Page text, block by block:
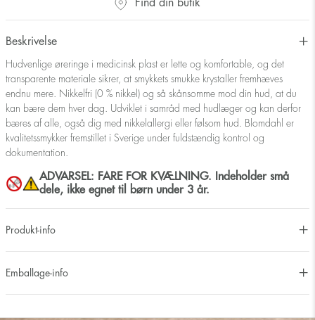
Find din butik
Beskrivelse
Hudvenlige øreringe i medicinsk plast er lette og komfortable, og det
transparente materiale sikrer, at smykkets smukke krystaller fremhæves
endnu mere. Nikkelfri (0 % nikkel) og så skånsomme mod din hud, at du
kan bære dem hver dag. Udviklet i samråd med hudlæger og kan derfor
bæres af alle, også dig med nikkelallergi eller følsom hud. Blomdahl er
kvalitetssmykker fremstillet i Sverige under fuldstændig kontrol og
dokumentation.
ADVARSEL: FARE FOR KVÆLNING. Indeholder små
dele, ikke egnet til børn under 3 år.
Produkt-info
Emballage-info